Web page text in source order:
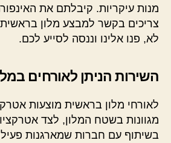
מנות עיקריות. קיבלתם את
צריכים בקשר למבצע מלון
לא, פנו אלינו וננסה לסייע לכם.
השירות הניתן לאורחים
לאורחי מלון בראשית מוצעות
מגוונות בשטח המלון, לצד
בשיתוף עם חברות שמארגנות